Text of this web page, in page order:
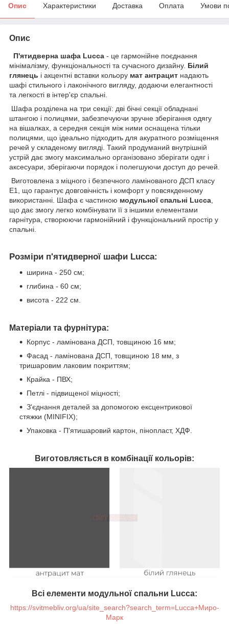
Опис Характеристики Доставка Оплата Умови
Опис
П'ятидверна шафа Lucca - це гармонійне поєднання
мінімалізму, функціональності та сучасного дизайну. Білий
глянець і акцентні вставки кольору мат антрацит надають
шафі стильного і лаконічного вигляду, додаючи елегантності
та легкості в інтер'єр спальні.
Шафа розділена на три секції: дві бічні секції обладнані
штангою і полицями, забезпечуючи зручне зберігання одягу
на вішалках, а середня секція між ними оснащена тільки
полицями, що ідеально підходить для акуратного розміщення
речей у складеному вигляді. Такий продуманий внутрішній
устрій дає змогу максимально організовано зберігати одяг і
аксесуари, зберігаючи порядок і полегшуючи доступ до речей.
Виготовлена з міцного і безпечного ламінованого ДСП класу
Е1, що гарантує довговічність і комфорт у повсякденному
використанні. Шафа є частиною модульної спальні Lucca
що дає змогу легко комбінувати її з іншими елементами
гарнітура, створюючи гармонійний і функціональний простір у
спальні.
Розміри п'ятидверної шафи Lucca:
ширина - 250 см;
глибина - 60 см;
висота - 222 см.
Матеріали та фурнітура:
Корпус - ламінована ДСП, товщиною 16 мм;
Фасад - ламінована ДСП, товщиною 18 мм, з
тришаровим лаковим покриттям;
Крайка - ПВХ;
Петлі - підвищеної міцності;
З'єднання деталей за допомогою ексцентрикової
стяжки (MINIFIX);
Упаковка - П'ятишаровий картон, пінопласт, ХДФ.
Виготовляється в комбінації кольорів:
Всі елементи модульної спальни Lucca:
https://svitmebliv.org/ua/site_search?search_term=Lucca+Миро-
Марк